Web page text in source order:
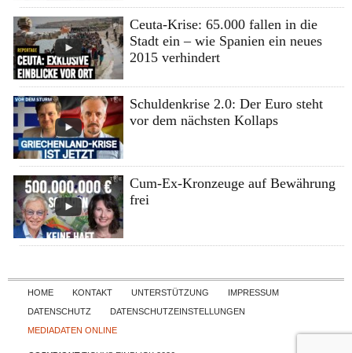
Ceuta-Krise: 65.000 fallen in die
Stadt ein – wie Spanien ein neues
2015 verhindert
Schuldenkrise 2.0: Der Euro steht
vor dem nächsten Kollaps
Cum-Ex-Kronzeuge auf Bewährung
frei
Skip to content
HOME KONTAKT UNTERSTÜTZUNG
IMPRESSUM
DATENSCHUTZ
DATENSCHUTZEINSTELLUNGEN
MEDIADATEN ONLINE